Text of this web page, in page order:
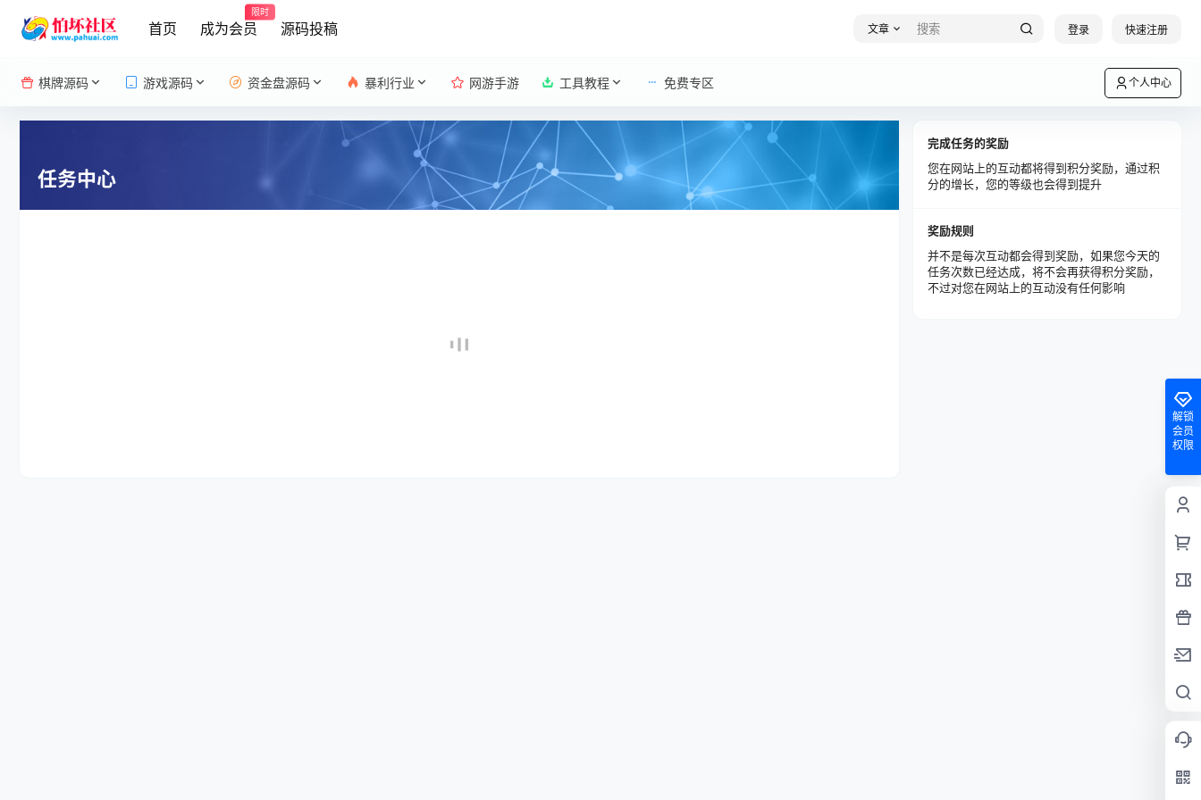
首页 成为会员
限时
源码投稿 文章 登录 快速注册
棋牌源码 游戏源码 资金盘源码 暴利行业 网游手游 工具教程 免费专区 个人中心
任务中心
完成任务的奖励
您在网站上的互动都将得到积分奖励，通过积
分的增长，您的等级也会得到提升
奖励规则
并不是每次互动都会得到奖励，如果您今天的
任务次数已经达成，将不会再获得积分奖励，
不过对您在网站上的互动没有任何影响
解锁
会员
权限